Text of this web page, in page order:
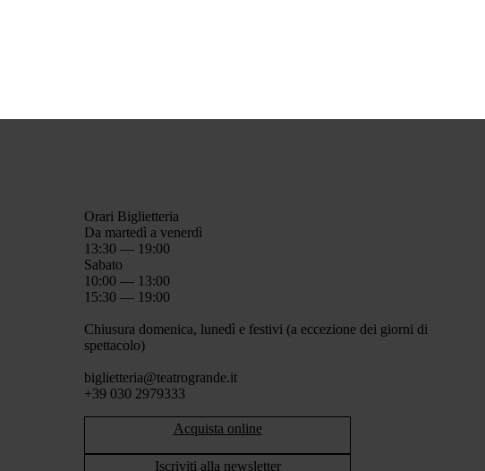
Orari Biglietteria
Da martedì a venerdì
13:30 — 19:00
Sabato
10:00 — 13:00
15:30 — 19:00
Chiusura domenica, lunedì e festivi (a eccezione dei giorni di
spettacolo)
biglietteria@teatrogrande.it
+39 030 2979333
Acquista online
Iscriviti alla newsletter